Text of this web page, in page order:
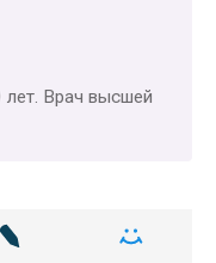
лет. Врач высшей